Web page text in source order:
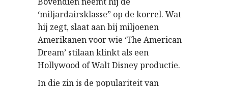
‘miljardairsklasse” op de korrel. Wat
hij zegt, slaat aan bij miljoenen
Amerikanen voor wie ‘The American
Dream’ stilaan klinkt als een
Hollywood of Walt Disney productie.
In die zin is de populariteit van